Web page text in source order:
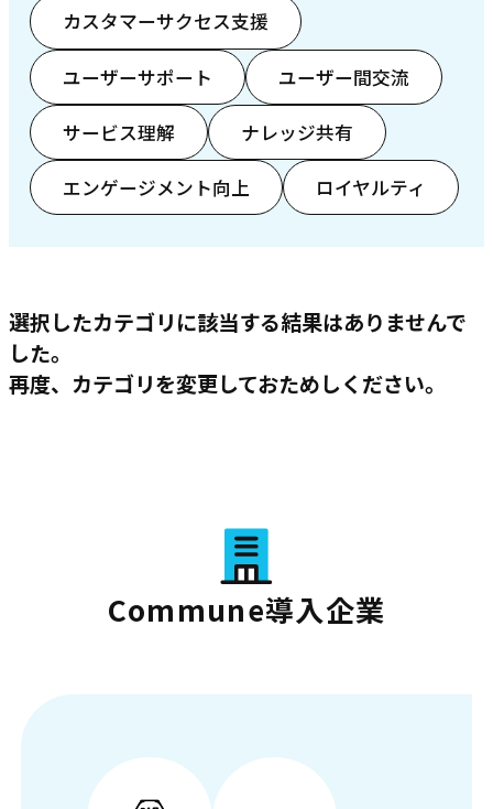
カスタマーサクセス支援
ユーザーサポート ユーザー間交流
サービス理解 ナレッジ共有
エンゲージメント向上 ロイヤルティ
選択したカテゴリに該当する結果はありませんで
した。
再度、カテゴリを変更しておためしください。
Commune導入企業